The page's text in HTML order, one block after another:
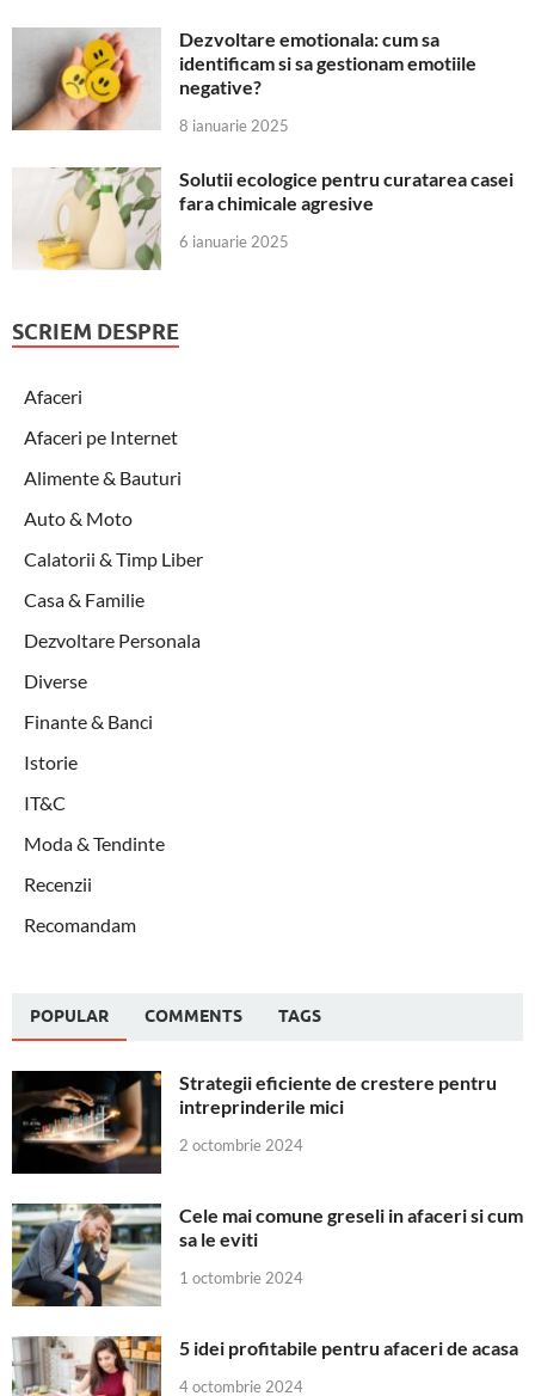
Dezvoltare emotionala: cum sa
identificam si sa gestionam emotiile
negative?
8 ianuarie 2025
Solutii ecologice pentru curatarea casei
fara chimicale agresive
6 ianuarie 2025
SCRIEM DESPRE
Afaceri
Afaceri pe Internet
Alimente & Bauturi
Auto & Moto
Calatorii & Timp Liber
Casa & Familie
Dezvoltare Personala
Diverse
Finante & Banci
Istorie
IT&C
Moda & Tendinte
Recenzii
Recomandam
POPULAR COMMENTS TAGS
Strategii eficiente de crestere pentru
intreprinderile mici
2 octombrie 2024
Cele mai comune greseli in afaceri si cum
sa le eviti
1 octombrie 2024
5 idei profitabile pentru afaceri de acasa
4 octombrie 2024